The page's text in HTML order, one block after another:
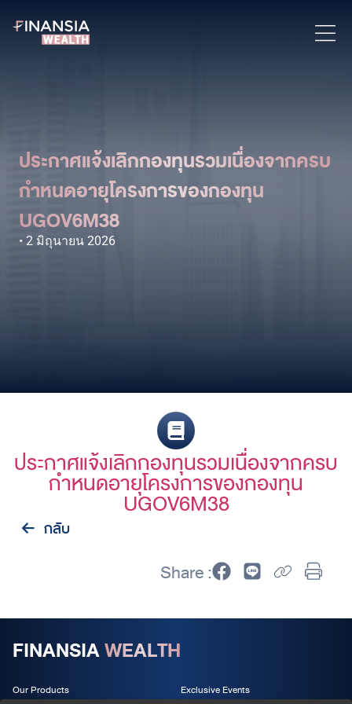
ประกาศแจ้งเลิกกองทุนรวมเนื่องจากครบ
กำหนดอายุโครงการของกองทุน
UGOV6M38
2 มิถุนายน 2026
ประกาศแจ้งเลิกกองทุนรวมเนื่องจากครบ
กำหนดอายุโครงการของกองทุน
UGOV6M38
กลับ
Share :
FINANSIAWEALTH
Our Products Exclusive Events